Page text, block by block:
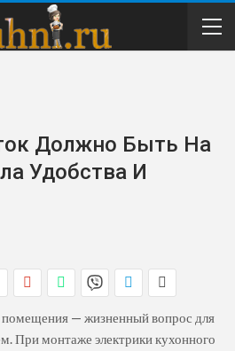
Должно Быть На
Удобства И
— жизненный вопрос для
При монтаже электрики кухонного